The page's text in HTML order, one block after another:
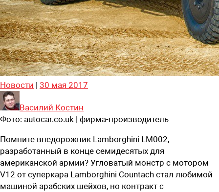
Новости | 30 мая 2017
Василий Костин
Фото: autocar.co.uk | фирма-производитель
Помните внедорожник Lamborghini LM002,
разработанный в конце семидесятых для
американской армии? Угловатый монстр с мотором
V12 от суперкара Lamborghini Countach стал любимой
машиной арабских шейхов, но контракт с